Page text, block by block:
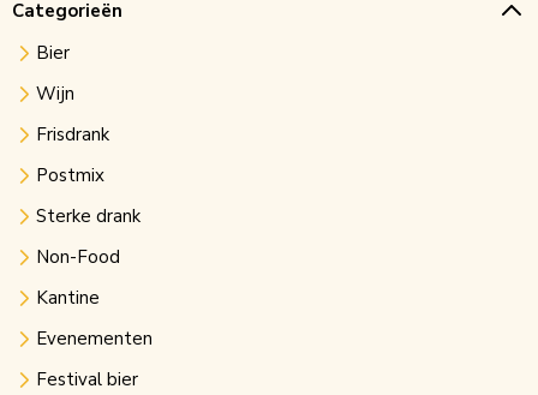
Categorieën
Bier
Wijn
Frisdrank
Postmix
Sterke drank
Non-Food
Kantine
Evenementen
Festival bier